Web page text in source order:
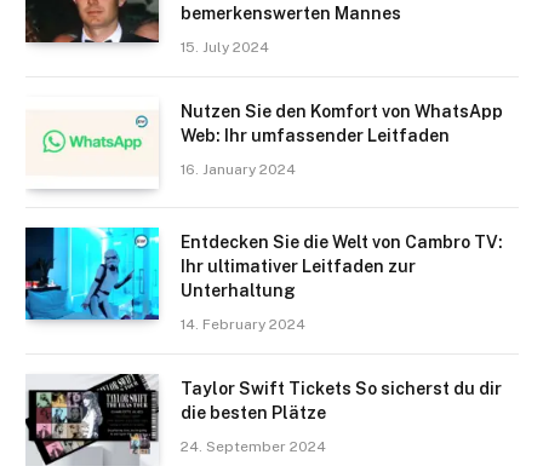
bemerkenswerten Mannes
15. July 2024
Nutzen Sie den Komfort von WhatsApp
Web: Ihr umfassender Leitfaden
16. January 2024
Entdecken Sie die Welt von Cambro TV:
Ihr ultimativer Leitfaden zur
Unterhaltung
14. February 2024
Taylor Swift Tickets So sicherst du dir
die besten Plätze
24. September 2024